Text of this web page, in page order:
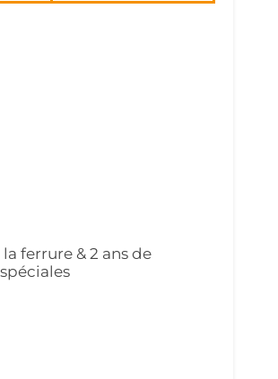
ferrure & 2 ans de